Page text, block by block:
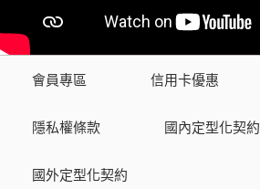
會員專區 信用卡優惠
隱私權條款 國內定型化契約
國外定型化契約